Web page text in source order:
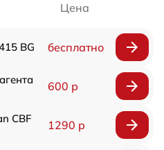
Цена
BG бесплатно
600 р
CBF
1290 р